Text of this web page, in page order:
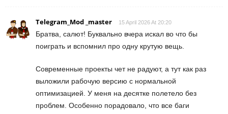
Telegram_Mod _master 15 April 2026 At 20:20
Братва, салют! Буквально вчера искал во что бы
поиграть и вспомнил про одну крутую вещь.
Современные проекты чет не радуют, а тут как раз
выложили рабочую версию с нормальной
оптимизацией. У меня на десятке полетело без
проблем. Особенно порадовало, что все баги